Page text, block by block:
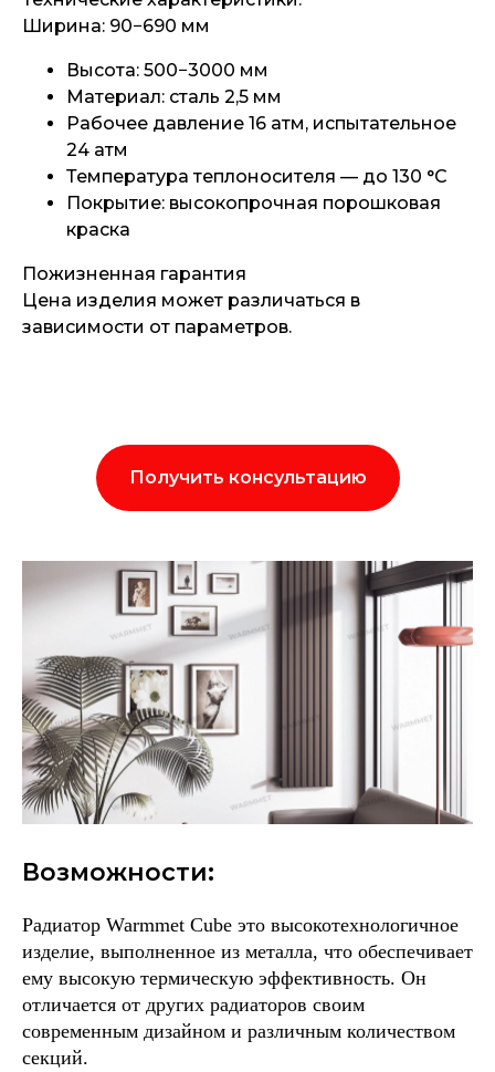
Ширина: 90−690 мм
Высота: 500−3000 мм
Материал: сталь 2,5 мм
Рабочее давление 16 атм, испытательное
24 атм
Температура теплоносителя — до 130 °С
Покрытие: высокопрочная порошковая
краска
Пожизненная гарантия
Цена изделия может различаться в
зависимости от параметров.
Получить консультацию
Возможности:
Радиатор Warmmet Сube это высокотехнологичное
изделие, выполненное из металла, что обеспечивает
ему высокую термическую эффективность. Он
отличается от других радиаторов своим
современным дизайном и различным количеством
секций.